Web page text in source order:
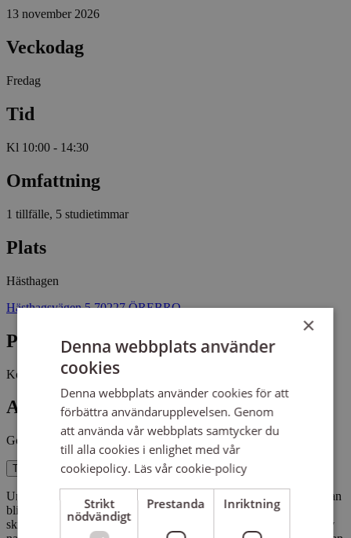
13 november 2026
Veckodag
Fredag
Tid
Kl 10:00 - 14:30
Omfattning
1 tillfälle, 5 studietimmar
Plats
Hästhagen
Hästhagsvägen 5 70227 ÖREBRO
Pris
Kostnadsfritt
Antal platser kvar
Gott om platser kvar
Till anmälan
Under träffen utforskar vi tillsammans hur den naturliga världen kan
bli en integrerad del av ett reflekterande skrivande. Vi gör
skrivövningar där vi närmar oss hur vi som människor påverkas av
×
Denna webbplats använder
cookies
Denna webbplats använder cookies för att
förbättra användarupplevelsen. Genom
att använda vår webbplats samtycker du
till alla cookies i enlighet med vår
cookiepolicy. Läs vår cookie-policy
Strikt
nödvändigt
Prestanda Inriktning